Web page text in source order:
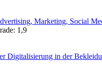
Marketing, Social
1,9
Digitalisierung in der